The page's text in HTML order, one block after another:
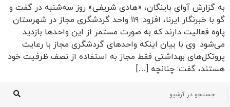
به گزارش آوای باینگان، «هادی شریفی» روز سه‌شنبه در گفت و
گو با خبرنگار ایرنا، افزود: ۱۱۹ واحد گردشگری مجاز در شهرستان
پاوه فعالیت دارند که به صورت مستمر از این واحدها بازدید
می‌شود. وی با بیان اینکه واحدهای گردشگری مجاز با رعایت
پروتکل‌های بهداشتی فقط مجاز به استفاده از نصف ظرفیت خود
هستند، گفت: چنانچه […]